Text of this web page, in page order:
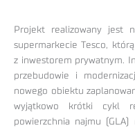
Projekt realizowany jest
supermarkecie Tesco,
z inwestorem prywatnym.
przebudowie i
nowego obiektu
wyjątkowo krótki cykl
powierzchnia najmu